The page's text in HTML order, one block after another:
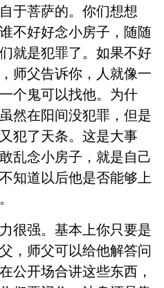
于菩萨的。你们想想
不好好念小房子，随随
就是犯罪了。如果不好
师父告诉你，人就像一
个鬼可以找他。为什
然在阳间没犯罪，但是
犯了天条。这是大事
乱念小房子，就是自己
知道以后他是否能够上
很强。基本上你只要是
，师父可以给他解答问
公开场合讲这些东西，